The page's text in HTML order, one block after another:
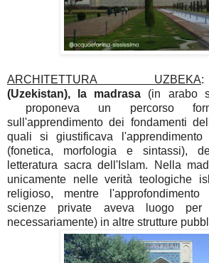
ARCHITETTURA UZBEKA
(Uzekistan),
la madrasa (in arabo
proponeva un percorso
sull'apprendimento dei fondamenti
quali si giustificava
(fonetica, morfologia e sintassi),
letteratura sacra dell'Islam. Nella
unicamente nelle verità teologiche
religioso, mentre
scienze private aveva luogo
necessariamente) in altre strutture